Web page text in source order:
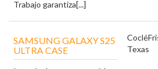
Trabajo garantiza[...]
SAMSUNG GALAXY S25
ULTRA CASE
Coclé
Texas